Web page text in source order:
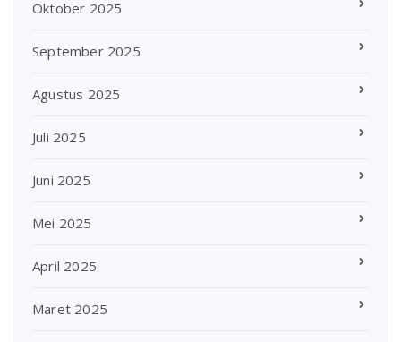
Oktober 2025
September 2025
Agustus 2025
Juli 2025
Juni 2025
Mei 2025
April 2025
Maret 2025